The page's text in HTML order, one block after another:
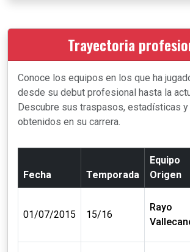
Trayectoria
Conoce los equipos en los que ha
desde su debut profesional hasta la
Descubre sus traspasos, estadísticas
obtenidos en su carrera.
Fecha Temporada
Equipo
Origen
01/07/2015 15/16
Rayo